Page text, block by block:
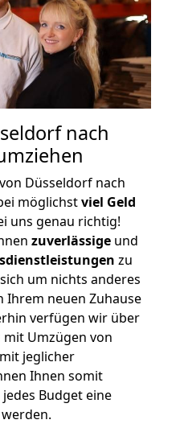
nach
Düsseldorf nach
möglichstviel Geld
uns genau richtig!
zuverlässige und
zu
um nichts anderes
Ihrem neuen Zuhause
verfügen wir über
Umzügen von
jeglicher
Ihnen somit
Budget eine